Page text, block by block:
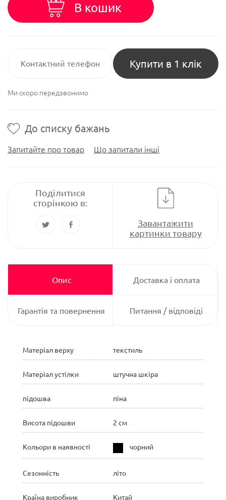
В кошик
Купити в 1 клік
Ми скоро передзвонимо
До списку бажань
Запитайте про товар Що запитали інші
Поділитися
сторінкою в:
Завантажити
картинки товару
Опис Доставка і оплата
Гарантія та повернення Питання / відповіді
Матеріал верху текстиль
Матеріал устілки штучна шкіра
підошва піна
Висота підошви 2 см
Кольори в наявності чорний
Сезонність літо
Країна виробник Китай